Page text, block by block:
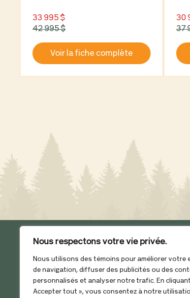
Nous respectons votre vie privée.
Nous utilisons des témoins pour améliorer votre
de navigation, diffuser des publicités ou des
personnalisés et analyser notre trafic. En
Accepter tout », vous consentez à notre
42 995 $
33 995 $
Voir la fiche complète
37
30
12 rue de la
Beaumont